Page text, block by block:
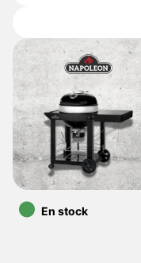
•En stock